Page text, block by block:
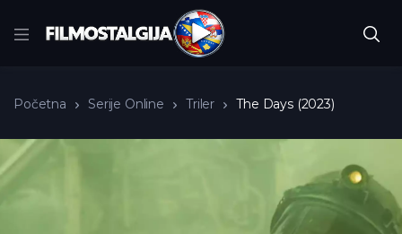
Početna Serije Online Triler The Days (2023)